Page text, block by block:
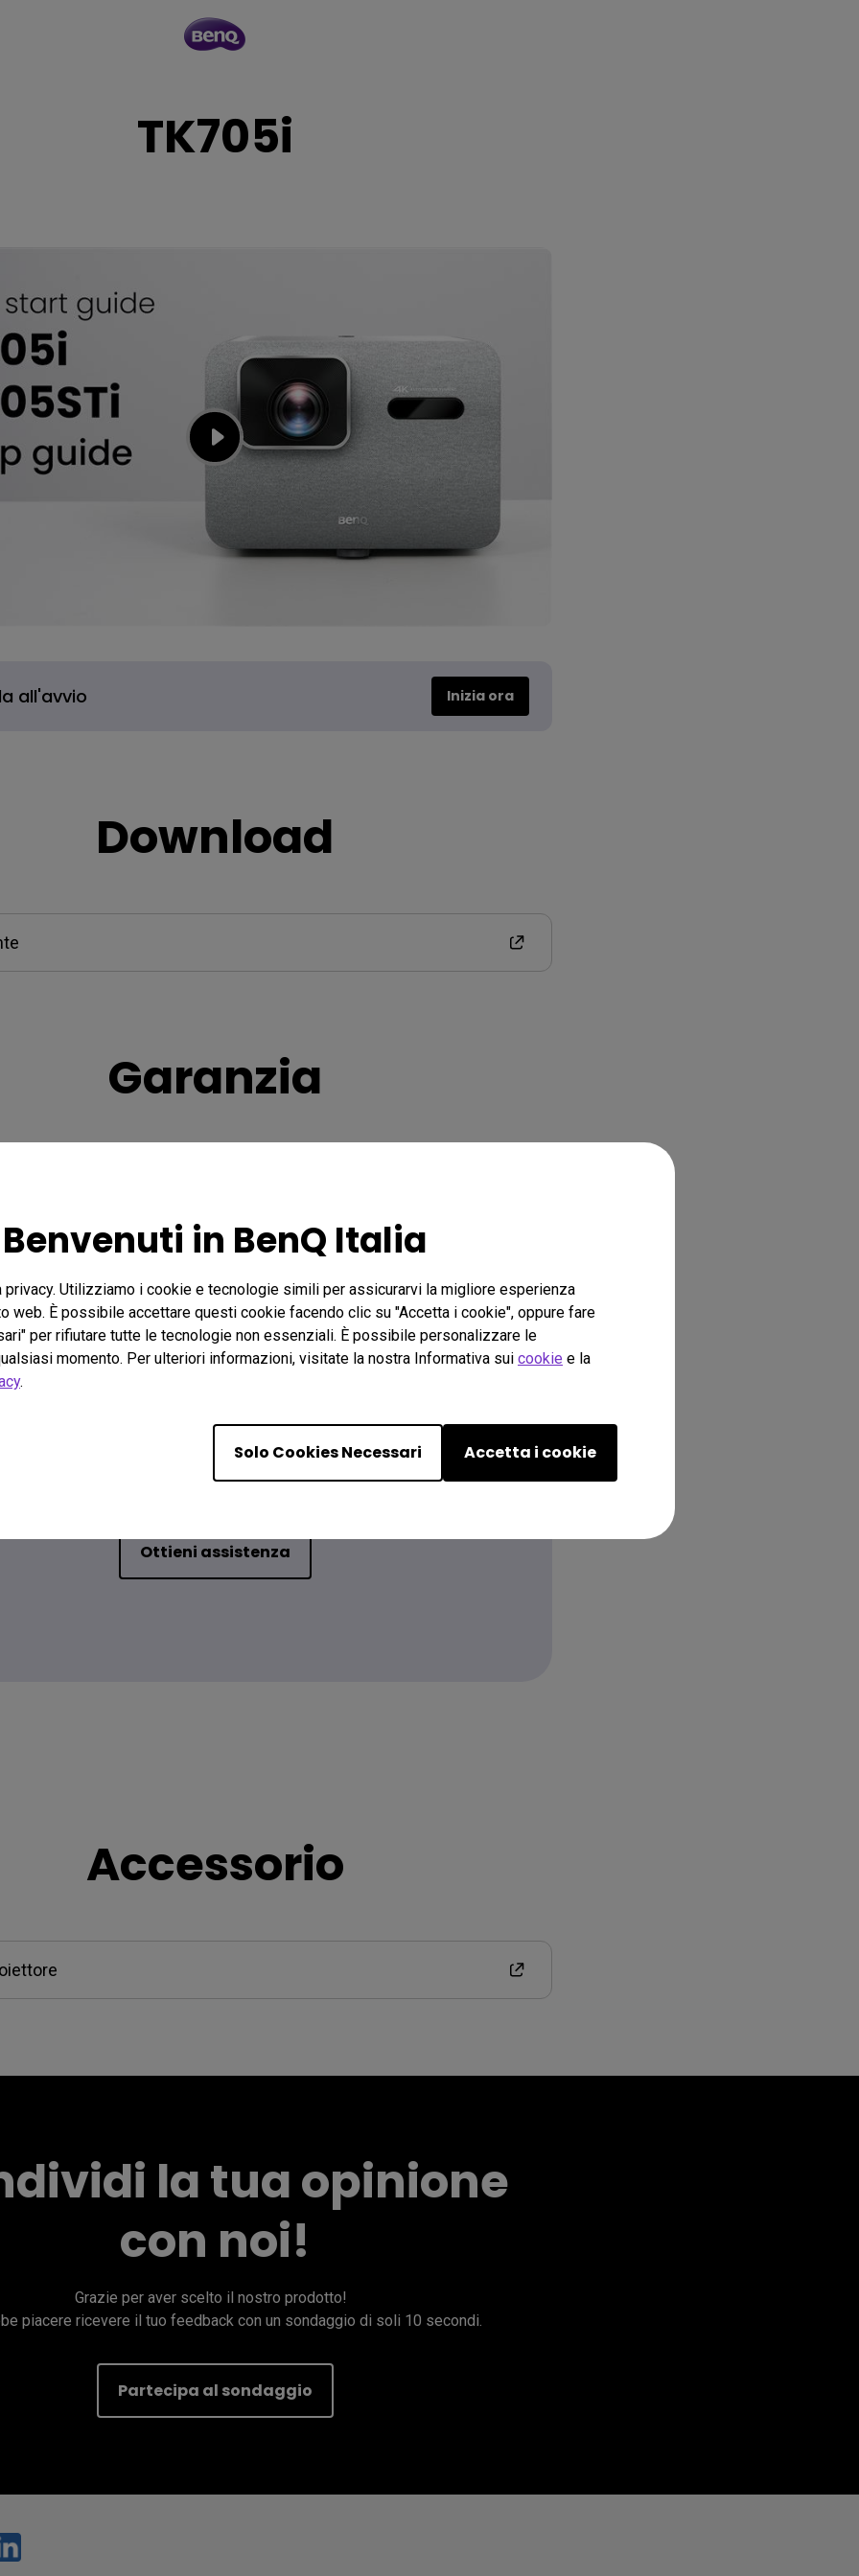
Benvenuti in BenQ Italia
privacy. Utilizziamo i cookie e tecnologie simili per assicurarvi la migliore esperienza
web. È possibile accettare questi cookie facendo clic su "Accetta i cookie", oppure fare
per rifiutare tutte le tecnologie non essenziali. È possibile personalizzare le
momento. Per ulteriori informazioni, visitate la nostra Informativa sui cookie e la
.
Solo Cookies Necessari Accetta i cookie
TK705i
all'avvio Inizia ora
Download
Garanzia
Contattaci
di metterti in contatto?
Ottieni assistenza
Accessorio
la tua opinione
con noi!
Grazie per aver scelto il nostro prodotto!
piacere ricevere il tuo feedback con un sondaggio di soli 10 secondi.
Partecipa al sondaggio